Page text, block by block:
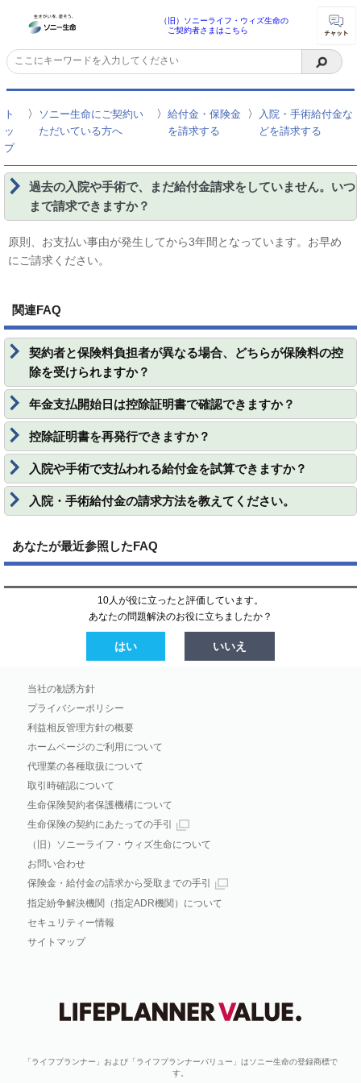
（旧）ソニーライフ・ウィズ生命の
ご契約者さまはこちら
ト
ッ
プ
〉
ソニー生命にご契約い
ただいている方へ
〉
給付金・保険金
を請求する
〉
入院・手術給付金な
どを請求する
過去の入院や手術で、まだ給付金請求をしていません。いつ
まで請求できますか？
原則、お支払い事由が発生してから3年間となっています。お早め
にご請求ください。
関連FAQ
契約者と保険料負担者が異なる場合、どちらが保険料の控
除を受けられますか？
年金支払開始日は控除証明書で確認できますか？
控除証明書を再発行できますか？
入院や手術で支払われる給付金を試算できますか？
入院・手術給付金の請求方法を教えてください。
あなたが最近参照したFAQ
10人が役に立ったと評価しています。
あなたの問題解決のお役に立ちましたか？
はい いいえ
当社の勧誘方針
プライバシーポリシー
利益相反管理方針の概要
ホームページのご利用について
代理業の各種取扱について
取引時確認について
生命保険契約者保護機構について
生命保険の契約にあたっての手引
（旧）ソニーライフ・ウィズ生命について
お問い合わせ
保険金・給付金の請求から受取までの手引
指定紛争解決機関（指定ADR機関）について
セキュリティー情報
サイトマップ
「ライフプランナー」および「ライフプランナーバリュー」はソニー生命の登録商標で
す。